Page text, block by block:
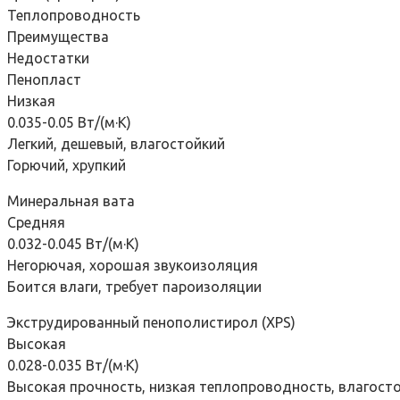
Теплопроводность
Преимущества
Недостатки
Пенопласт
Низкая
0.035-0.05 Вт/(м·К)
Легкий, дешевый, влагостойкий
Горючий, хрупкий
Минеральная вата
Средняя
0.032-0.045 Вт/(м·К)
Негорючая, хорошая звукоизоляция
Боится влаги, требует пароизоляции
Экструдированный пенополистирол (XPS)
Высокая
0.028-0.035 Вт/(м·К)
Высокая прочность, низкая теплопроводность,